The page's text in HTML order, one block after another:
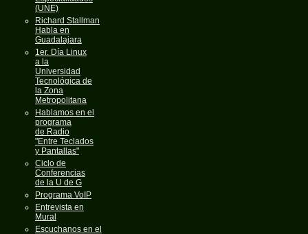
(UNE)
Richard Stallman
Habla en
Guadalajara
1er. Día Linux
a la
Universidad
Tecnológica de
la Zona
Metropolitana
Hablamos en el
programa
de Radio
"Entre Teclados
y Pantallas"
Ciclo de
Conferencias
de la U de G
Programa VoIP
Entrevista en
Mural
Escuchanos en el